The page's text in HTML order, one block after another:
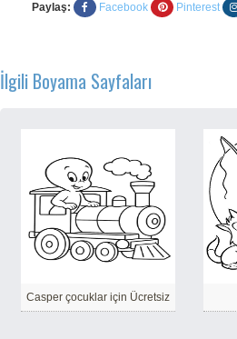
Paylaş: Facebook Pinterest
İlgili Boyama Sayfaları
Casper çocuklar için Ücretsiz